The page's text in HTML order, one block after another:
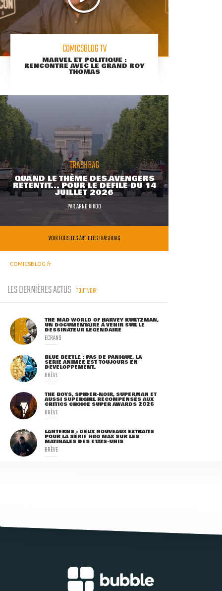
COMICSBLOG TV
MARVEL ET POLITIQUE :
RENCONTRE AVEC LE GRAND ROY
THOMAS
TRASHBAG
QUAND LE THÈME DES AVENGERS
RETENTIT... POUR LE DÉFILÉ DU 14
JUILLET 2026
PARARNO KIKOO
VOIR TOUS LES ARTICLES TRASHBAG
COMICSBLOG.fr
LES DERNIÈRES ACTUS TOUT VOIR
THE MAD WORLD OF HARVEY KURTZMAN,
UN DOCUMENTAIRE À VENIR SUR LE
DESSINATEUR LÉGENDAIRE
ECRANS
BLUE BEETLE : PAS DE PANIQUE, LA
SÉRIE ANIMÉE EST TOUJOURS EN
DÉVELOPPEMENT.
BRÈVE
THE BOYS, SPIDER-NOIR, SUPERMAN ET
AUSSI SUPERGIRL RÉCOMPENSÉS AUX
CRITICS CHOICE SUPER AWARDS 2026
BRÈVE
LANTERNS : DEUX NOUVEAUX EXTRAITS
POUR LA SÉRIE HBO MAX SUR LES
MATINALES DES ETATS-UNIS
BRÈVE